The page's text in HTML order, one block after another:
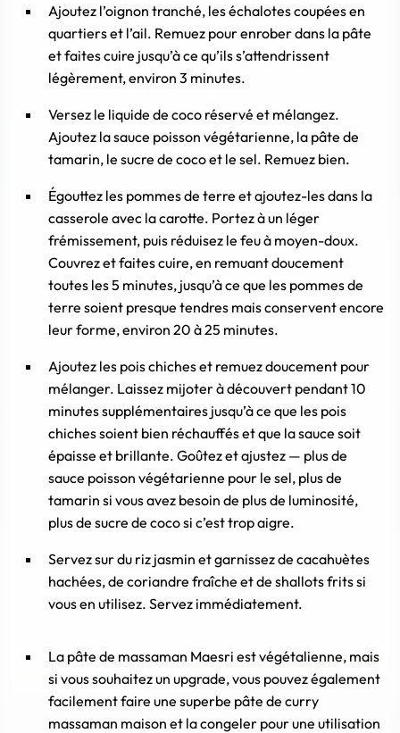
Ajoutez l’oignon tranché, les échalotes coupées en
quartiers et l’ail. Remuez pour enrober dans la pâte
et faites cuire jusqu’à ce qu’ils s’attendrissent
légèrement, environ 3 minutes.
Versez le liquide de coco réservé et mélangez.
Ajoutez la sauce poisson végétarienne, la pâte de
tamarin, le sucre de coco et le sel. Remuez bien.
Égouttez les pommes de terre et ajoutez-les dans la
casserole avec la carotte. Portez à un léger
frémissement, puis réduisez le feu à moyen-doux.
Couvrez et faites cuire, en remuant doucement
toutes les 5 minutes, jusqu’à ce que les pommes de
terre soient presque tendres mais conservent encore
leur forme, environ 20 à 25 minutes.
Ajoutez les pois chiches et remuez doucement pour
mélanger. Laissez mijoter à découvert pendant 10
minutes supplémentaires jusqu’à ce que les pois
chiches soient bien réchauffés et que la sauce soit
épaisse et brillante. Goûtez et ajustez — plus de
sauce poisson végétarienne pour le sel, plus de
tamarin si vous avez besoin de plus de luminosité,
plus de sucre de coco si c’est trop aigre.
Servez sur du riz jasmin et garnissez de cacahuètes
hachées, de coriandre fraîche et de shallots frits si
vous en utilisez. Servez immédiatement.
La pâte de massaman Maesri est végétalienne, mais
si vous souhaitez un upgrade, vous pouvez également
facilement faire une superbe pâte de curry
massaman maison et la congeler pour une utilisation